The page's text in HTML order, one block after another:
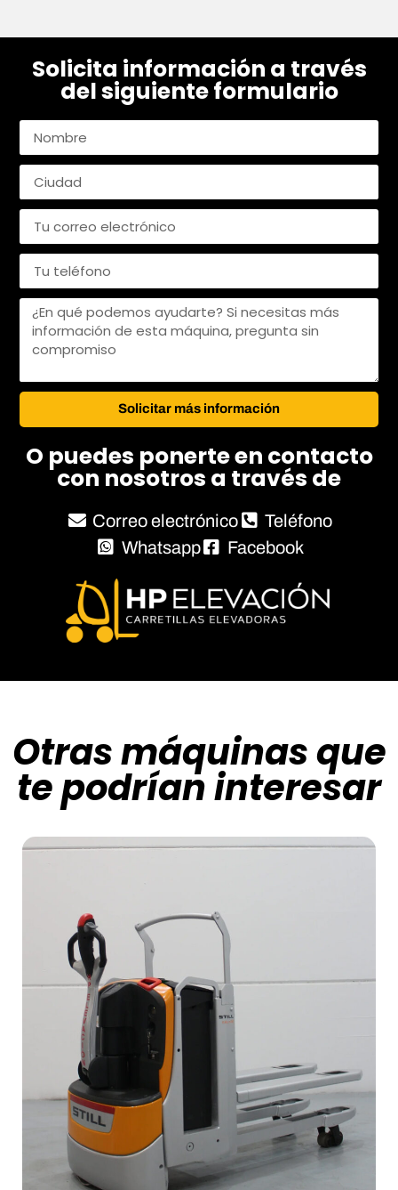
Solicita información a través
del siguiente formulario
Solicitar más información
O puedes ponerte en contacto
con nosotros a través de
Correo electrónico
Teléfono
Whatsapp
Facebook
Otras máquinas que
te podrían interesar